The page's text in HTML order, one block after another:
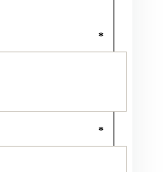
*
*